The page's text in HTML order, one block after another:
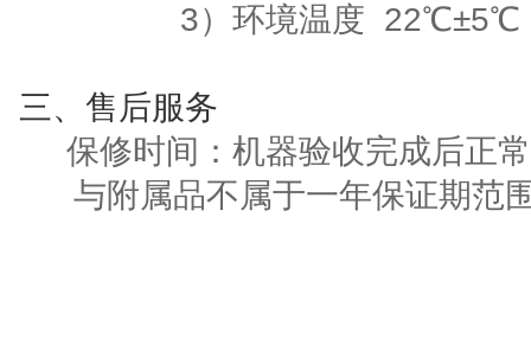
3）环境温度 22℃±5℃
三、售后服务
保修时间：机器验收完成后正
与附属品不属于一年保证期范